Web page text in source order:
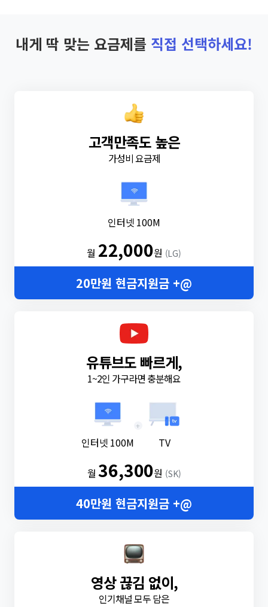
내게 딱 맞는 요금제를 직접 선택하세요!
고객만족도 높은
가성비 요금제
인터넷 100M
월 22,000원 (LG)
20만원 현금지원금 +@
유튜브도 빠르게,
1~2인 가구라면 충분해요
인터넷 100M
+
TV
월36,300원 (SK)
40만원 현금지원금 +@
영상 끊김 없이,
인기채널 모두 담은